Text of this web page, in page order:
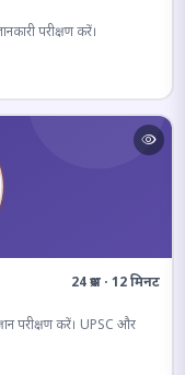
परीक्षण करें।
24 प्रश्न · 12 मिनट
परीक्षण करें। UPSC और